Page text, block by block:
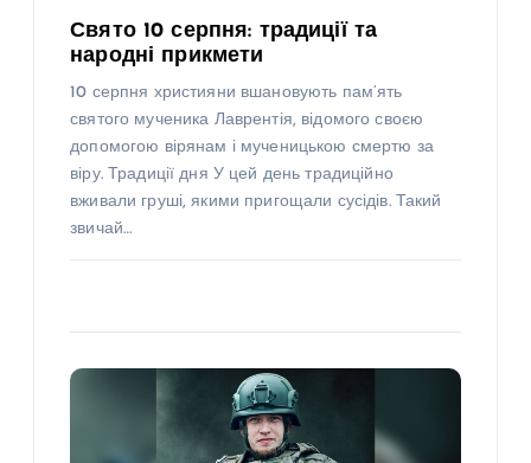
Свято 10 серпня: традиції та
народні прикмети
10 серпня християни вшановують пам’ять
святого мученика Лаврентія, відомого своєю
допомогою вірянам і мученицькою смертю за
віру. Традиції дня У цей день традиційно
вживали груші, якими пригощали сусідів. Такий
звичай…